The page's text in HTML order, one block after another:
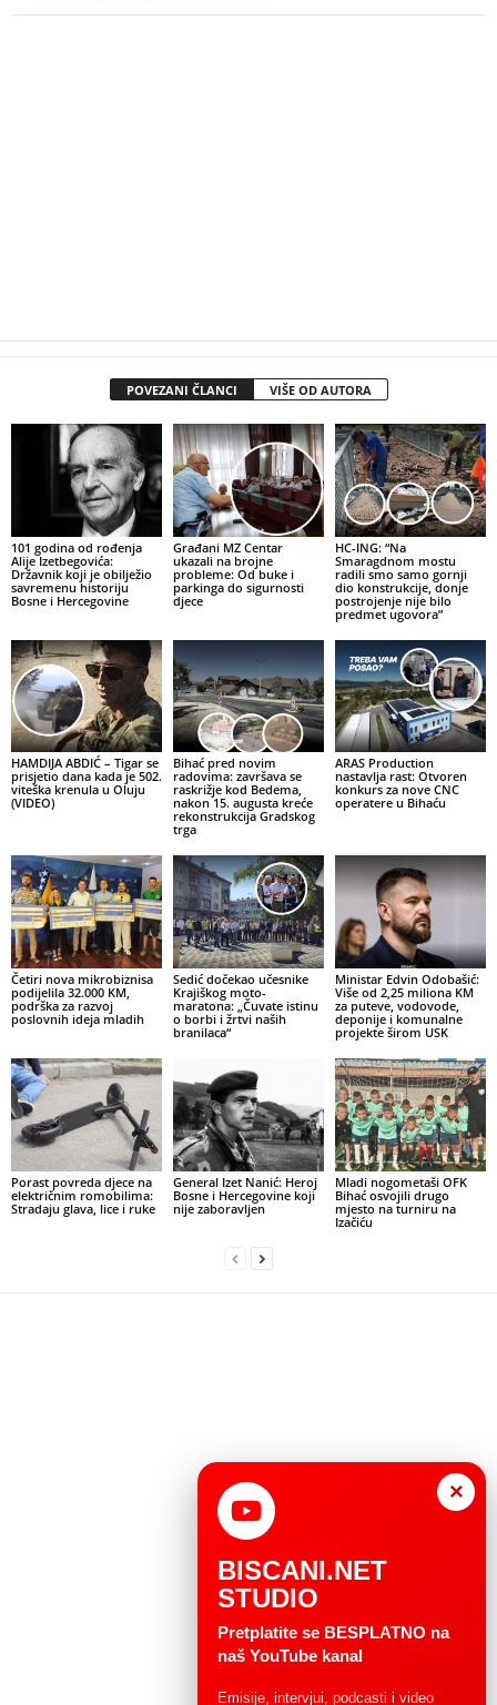
POVEZANI ČLANCI VIŠE OD AUTORA
101 godina od rođenja
Alije Izetbegovića:
Državnik koji je obilježio
savremenu historiju
Bosne i Hercegovine
Građani MZ Centar
ukazali na brojne
probleme: Od buke i
parkinga do sigurnosti
djece
HC-ING: “Na
Smaragdnom mostu
radili smo samo gornji
dio konstrukcije, donje
postrojenje nije bilo
predmet ugovora”
HAMDIJA ABDIĆ – Tigar se
prisjetio dana kada je 502.
viteška krenula u Oluju
(VIDEO)
Bihać pred novim
radovima: završava se
raskrižje kod Bedema,
nakon 15. augusta kreće
rekonstrukcija Gradskog
trga
ARAS Production
nastavlja rast: Otvoren
konkurs za nove CNC
operatere u Bihaću
Četiri nova mikrobiznisa
podijelila 32.000 KM,
podrška za razvoj
poslovnih ideja mladih
Sedić dočekao učesnike
Krajiškog moto-
maratona: „Čuvate istinu
o borbi i žrtvi naših
branilaca“
Ministar Edvin Odobašić:
Više od 2,25 miliona KM
za puteve, vodovode,
deponije i komunalne
projekte širom USK
Porast povreda djece na
električnim romobilima:
Stradaju glava, lice i ruke
General Izet Nanić: Heroj
Bosne i Hercegovine koji
nije zaboravljen
Mladi nogometaši OFK
Bihać osvojili drugo
mjesto na turniru na
Izačiću
×
BISCANI.NET
STUDIO
Pretplatite se BESPLATNO na
naš YouTube kanal
Emisije, intervjui, podcasti i video